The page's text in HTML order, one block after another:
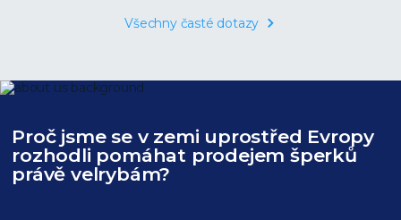
Všechny časté dotazy
Proč jsme se v zemi uprostřed Evropy
rozhodli pomáhat prodejem šperků
právě velrybám?